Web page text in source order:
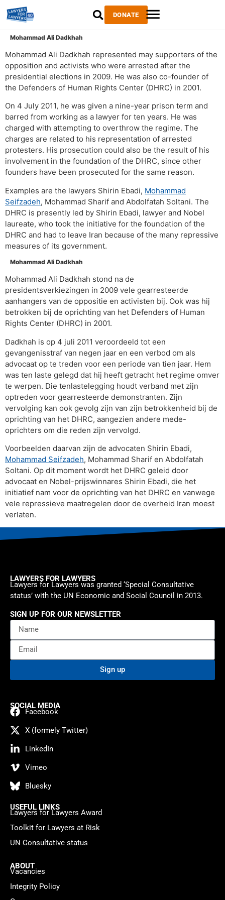
DONATE
Mohammad Ali Dadkhah
Mohammad Ali Dadkhah represented may supporters of the
opposition and activists who were arrested after the
presidential elections in 2009. He was also co-founder of
the Defenders of Human Rights Center (DHRC) in 2001.
On 4 July 2011, he was given a nine-year prison term and
barred from working as a lawyer for ten years. He was
charged with attempting to overthrow the regime. The
charges are related to his representation of arrested
protesters. His prosecution could also be the result of his
involvement in the foundation of the DHRC, since other
founders have been prosecuted for the same reason.
Examples are the lawyers Shirin Ebadi, Mohammad
Seifzadeh, Mohammad Sharif and Abdolfatah Soltani. The
DHRC is presently led by Shirin Ebadi, lawyer and Nobel
laureate, who took the initiative for the foundation of the
DHRC and had to leave Iran because of the many repressive
measures of its government.
Mohammad Ali Dadkhah
Mohammad Ali Dadkhah stond na de
presidentsverkiezingen in 2009 vele gearresteerde
aanhangers van de oppositie en activisten bij. Ook was hij
betrokken bij de oprichting van het Defenders of Human
Rights Center (DHRC) in 2001.
Dadkhah is op 4 juli 2011 veroordeeld tot een
gevangenisstraf van negen jaar en een verbod om als
advocaat op te treden voor een periode van tien jaar. Hem
was ten laste gelegd dat hij heeft getracht het regime omver
te werpen. Die tenlastelegging houdt verband met zijn
optreden voor gearresteerde demonstranten. Zijn
vervolging kan ook gevolg zijn van zijn betrokkenheid bij de
oprichting van het DHRC, aangezien andere mede-
oprichters om die reden zijn vervolgd.
Voorbeelden daarvan zijn de advocaten Shirin Ebadi,
Mohammad Seifzadeh, Mohammad Sharif en Abdolfatah
Soltani. Op dit moment wordt het DHRC geleid door
advocaat en Nobel-prijswinnares Shirin Ebadi, die het
initiatief nam voor de oprichting van het DHRC en vanwege
vele repressieve maatregelen door de overheid Iran moest
verlaten.
LAWYERS FOR LAWYERS
Lawyers for Lawyers was granted ‘Special Consultative
status’ with the UN Economic and Social Council in 2013.
SIGN UP FOR OUR NEWSLETTER
Sign up
SOCIAL MEDIA
Facebook
X (formely Twitter)
LinkedIn
Vimeo
Bluesky
USEFUL LINKS
Lawyers for Lawyers Award
Toolkit for Lawyers at Risk
UN Consultative status
ABOUT
Vacancies
Integrity Policy